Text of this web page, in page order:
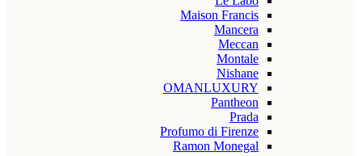
Maison Francis
Mancera
Meccan
Montale
Nishane
OMANLUXURY
Pantheon
Prada
Profumo di Firenze
Ramon Monegal